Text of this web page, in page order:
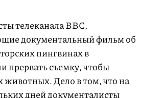
телеканала BBC,
документальный фильм об
пингвинах в
прервать съемку, чтобы
Дело в том, что на
дней документалисты